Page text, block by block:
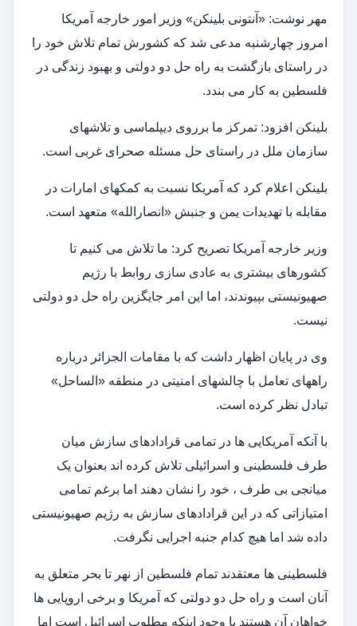
مهر نوشت: «آنتونی بلینکن» وزیر امور خارجه آمریکا
امروز چهارشنبه مدعی شد که کشورش تمام تلاش خود را
در راستای بازگشت به راه حل دو دولتی و بهبود زندگی در
فلسطین به کار می بندد.
بلینکن افزود: تمرکز ما برروی دیپلماسی و تلاشهای
سازمان ملل در راستای حل مسئله صحرای غربی است.
بلینکن اعلام کرد که آمریکا نسبت به کمکهای امارات در
مقابله با تهدیدات یمن و جنبش «انصارالله» متعهد است.
وزیر خارجه آمریکا تصریح کرد: ما تلاش می کنیم تا
کشورهای بیشتری به عادی سازی روابط با رژیم
صهیونیستی بپیوندند، اما این امر جایگزین راه حل دو دولتی
نیست.
وی در پایان اظهار داشت که با مقامات الجزائر درباره
راههای تعامل با چالشهای امنیتی در منطقه «الساحل»
تبادل نظر کرده است.
با آنکه آمریکایی ها در تمامی قرادادهای سازش میان
طرف فلسطینی و اسرائیلی تلاش کرده اند بعنوان یک
میانجی بی طرف ، خود را نشان دهند اما برغم تمامی
امتیازاتی که در این قرادادهای سازش به رژیم صهیونیستی
داده شد اما هیچ کدام جنبه اجرایی نگرفت.
فلسطینی ها معتقدند تمام فلسطین از نهر تا بحر متعلق به
آنان است و راه حل دو دولتی که آمریکا و برخی اروپایی ها
خواهان آن هستند با وجود اینکه مطلوب اسرائیل است اما